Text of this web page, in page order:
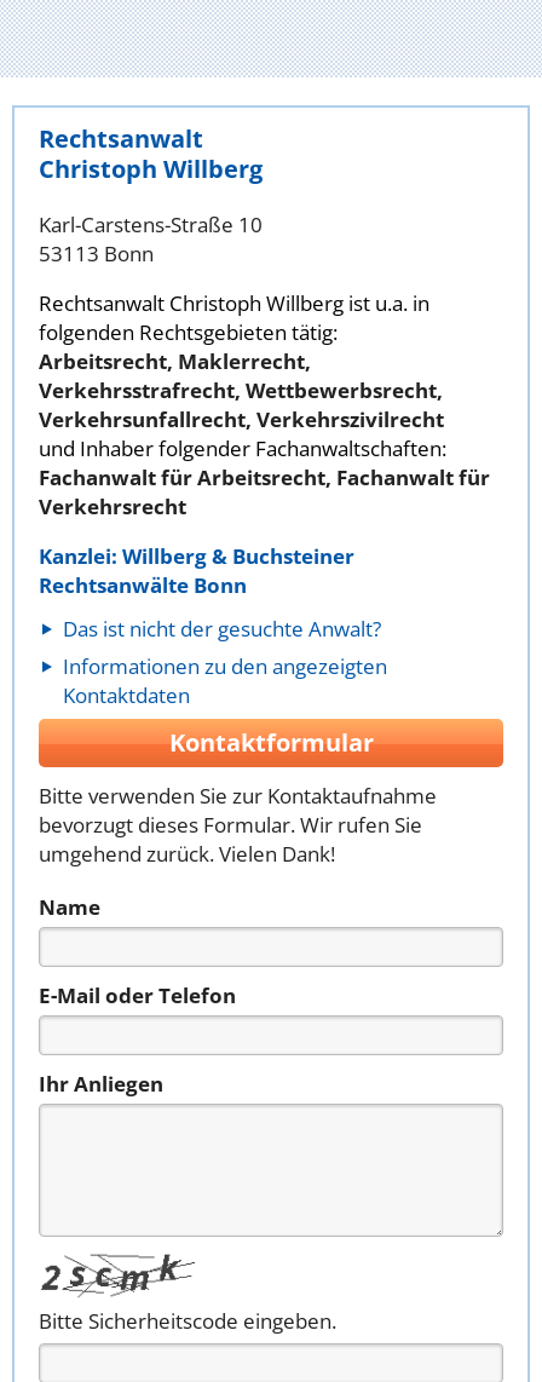
Rechtsanwalt
Christoph Willberg
Karl-Carstens-Straße 10
53113 Bonn
Rechtsanwalt Christoph Willberg ist u.a. in
folgenden Rechtsgebieten tätig:
Arbeitsrecht, Maklerrecht,
Verkehrsstrafrecht, Wettbewerbsrecht,
Verkehrsunfallrecht, Verkehrszivilrecht
und Inhaber folgender Fachanwaltschaften:
Fachanwalt für Arbeitsrecht, Fachanwalt für
Verkehrsrecht
Kanzlei: Willberg & Buchsteiner
Rechtsanwälte Bonn
Das ist nicht der gesuchte Anwalt?
Informationen zu den angezeigten
Kontaktdaten
Kontaktformular
Bitte verwenden Sie zur Kontaktaufnahme
bevorzugt dieses Formular. Wir rufen Sie
umgehend zurück. Vielen Dank!
Name
E-Mail oder Telefon
Ihr Anliegen
Bitte Sicherheitscode eingeben.